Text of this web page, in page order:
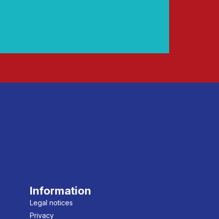
Information
Legal notices
Privacy